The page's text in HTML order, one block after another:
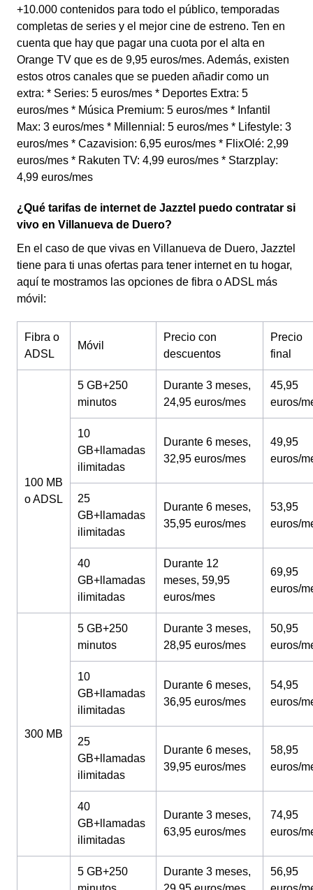
+10.000 contenidos para todo el público, temporadas
completas de series y el mejor cine de estreno. Ten en
cuenta que hay que pagar una cuota por el alta en
Orange TV que es de 9,95 euros/mes. Además, existen
estos otros canales que se pueden añadir como un
extra: * Series: 5 euros/mes * Deportes Extra: 5
euros/mes * Música Premium: 5 euros/mes * Infantil
Max: 3 euros/mes * Millennial: 5 euros/mes * Lifestyle: 3
euros/mes * Cazavision: 6,95 euros/mes * FlixOlé: 2,99
euros/mes * Rakuten TV: 4,99 euros/mes * Starzplay:
4,99 euros/mes
¿Qué tarifas de internet de Jazztel puedo contratar si
vivo en Villanueva de Duero?
En el caso de que vivas en Villanueva de Duero, Jazztel
tiene para ti unas ofertas para tener internet en tu hogar,
aquí te mostramos las opciones de fibra o ADSL más
móvil:
Fibra o
ADSL
Móvil
Precio con
descuentos
Precio
final
100 MB
o ADSL
5 GB+250
minutos
Durante 3 meses,
24,95 euros/mes
45,95
euros/
10
GB+llamadas
ilimitadas
Durante 6 meses,
32,95 euros/mes
49,95
euros/
25
GB+llamadas
ilimitadas
Durante 6 meses,
35,95 euros/mes
53,95
euros/
40
GB+llamadas
ilimitadas
Durante 12
meses, 59,95
euros/mes
69,95
euros/
300 MB
5 GB+250
minutos
Durante 3 meses,
28,95 euros/mes
50,95
euros/
10
GB+llamadas
ilimitadas
Durante 6 meses,
36,95 euros/mes
54,95
euros/
25
GB+llamadas
ilimitadas
Durante 6 meses,
39,95 euros/mes
58,95
euros/
40
GB+llamadas
ilimitadas
Durante 3 meses,
63,95 euros/mes
74,95
euros/
5 GB+250
Durante 3 meses,
56,95